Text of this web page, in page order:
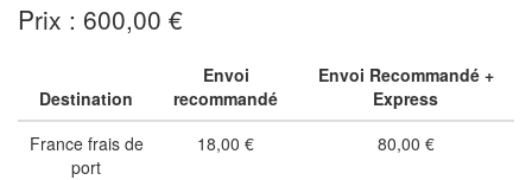
Prix : 600,00 €
Destination
Envoi
recommandé
Envoi Recommandé +
Express
France frais de
port
18,00 € 80,00 €